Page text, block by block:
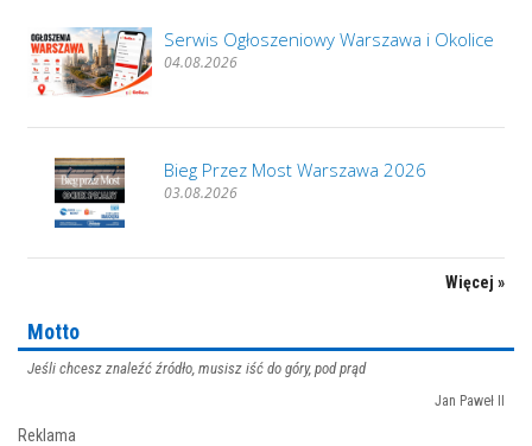
Serwis Ogłoszeniowy Warszawa i Okolice
04.08.2026
Bieg Przez Most Warszawa 2026
03.08.2026
Więcej »
Motto
Jeśli chcesz znaleźć źródło, musisz iść do góry, pod prąd
Jan Paweł II
Reklama